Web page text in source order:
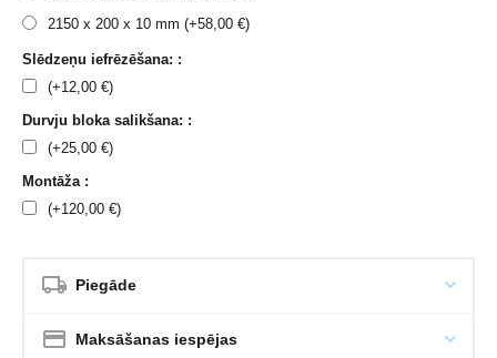
2150 x 200 x 10 mm (+58,00 €)
Slēdzeņu iefrēzēšana: :
(+12,00 €)
Durvju bloka salikšana: :
(+25,00 €)
Montāža :
(+120,00 €)
Piegāde
Maksāšanas iespējas